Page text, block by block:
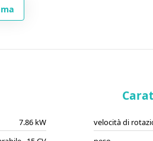
7.86 kW
velocità di